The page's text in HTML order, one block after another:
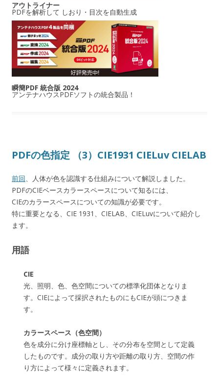
アウトライナー
PDFを解析して しおり・目次を自動生成
瞬簡PDF 統合版 2024
アンテナハウスPDFソフトの統合製品！
PDFの色指定 （3）CIE1931 CIELuv CIELAB
前回 、人体が色を認識する仕組みについて解説しました。
PDFのCIEベースカラースペースについて知るには、
CIEのカラースペースについての知識が必要です。
特に重要となる、CIE 1931、CIELAB、CIELuvについて紹介し
ます。
用語
CIE
光、照明、色、色空間についての標準化団体となりま
す。CIEによって採択されたものにもCIEが頭につきま
す。
カラースペース（色空間）
色を成分に分け座標軸とし、その分布を空間として定義
したものです。成分の取り方や距離の取り方、空間の作
り方によって様々に定義されます。